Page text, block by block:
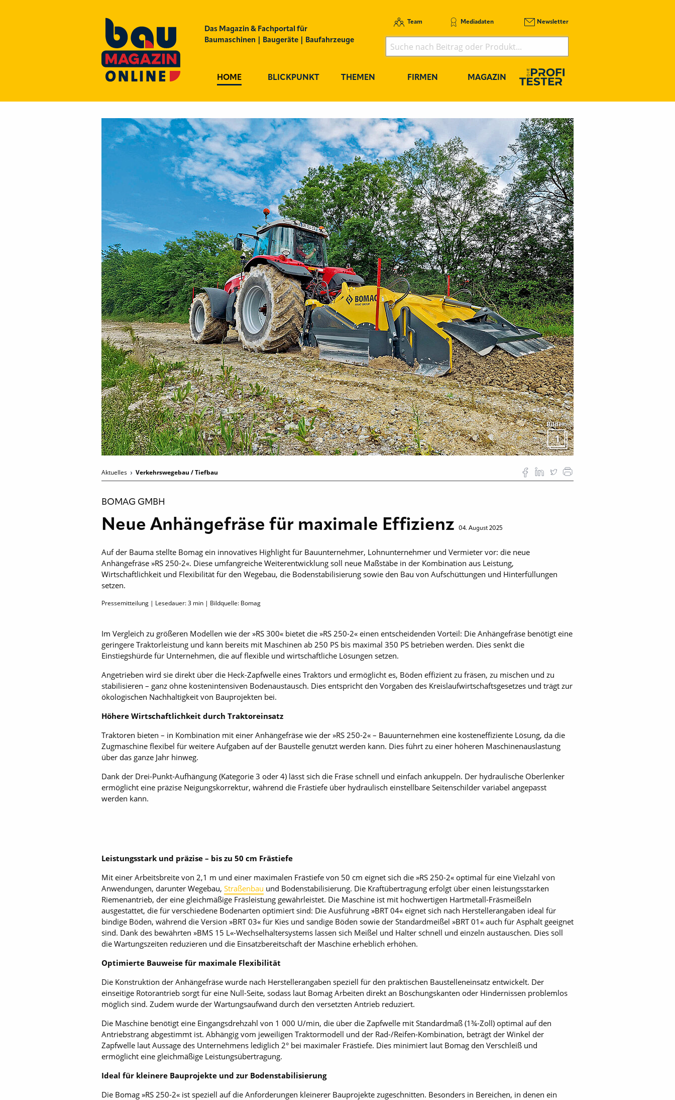
Das Magazin & Fachportal für
Baumaschinen | Baugeräte | Baufahrzeuge
Team Mediadaten Newsletter
HOME BLICKPUNKT THEMEN FIRMEN MAGAZIN
Bilder
1
Aktuelles Verkehrswegebau / Tiefbau
BOMAG GMBH
Neue Anhängefräse für maximale Effizienz 04. August 2025
Auf der Bauma stellte Bomag ein innovatives Highlight für Bauunternehmer, Lohnunternehmer und Vermieter vor: die neue
Anhängefräse »RS 250-2«. Diese umfangreiche Weiterentwicklung soll neue Maßstäbe in der Kombination aus Leistung,
Wirtschaftlichkeit und Flexibilität für den Wegebau, die Bodenstabilisierung sowie den Bau von Aufschüttungen und Hinterfüllungen
setzen.
Pressemitteilung | Lesedauer:3 min | Bildquelle: Bomag
Im Vergleich zu größeren Modellen wie der »RS 300« bietet die »RS 250-2« einen entscheidenden Vorteil: Die Anhängefräse benötigt eine
geringere Traktorleistung und kann bereits mit Maschinen ab 250 PS bis maximal 350 PS betrieben werden. Dies senkt die
Einstiegshürde für Unternehmen, die auf flexible und wirtschaftliche Lösungen setzen.
Angetrieben wird sie direkt über die Heck-Zapfwelle eines Traktors und ermöglicht es, Böden effizient zu fräsen, zu mischen und zu
stabilisieren – ganz ohne kostenintensiven Bodenaustausch. Dies entspricht den Vorgaben des Kreislaufwirtschaftsgesetzes und trägt zur
ökologischen Nachhaltigkeit von Bauprojekten bei.
Höhere Wirtschaftlichkeit durch Traktoreinsatz
Traktoren bieten – in Kombination mit einer Anhängefräse wie der »RS 250-2« – Bauunternehmen eine kosteneffiziente Lösung, da die
Zugmaschine flexibel für weitere Aufgaben auf der Baustelle genutzt werden kann. Dies führt zu einer höheren Maschinenauslastung
über das ganze Jahr hinweg.
Dank der Drei-Punkt-Aufhängung (Kategorie 3 oder 4) lässt sich die Fräse schnell und einfach ankuppeln. Der hydraulische Oberlenker
ermöglicht eine präzise Neigungskorrektur, während die Frästiefe über hydraulisch einstellbare Seitenschilder variabel angepasst
werden kann.
Leistungsstark und präzise – bis zu 50 cm Frästiefe
Mit einer Arbeitsbreite von 2,1 m und einer maximalen Frästiefe von 50 cm eignet sich die »RS 250-2« optimal für eine Vielzahl von
Anwendungen, darunter Wegebau, Straßenbau und Bodenstabilisierung. Die Kraftübertragung erfolgt über einen leistungsstarken
Riemenantrieb, der eine gleichmäßige Fräsleistung gewährleistet. Die Maschine ist mit hochwertigen Hartmetall-Fräsmeißeln
ausgestattet, die für verschiedene Bodenarten optimiert sind: Die Ausführung »BRT 04« eignet sich nach Herstellerangaben ideal für
bindige Böden, während die Version »BRT 03« für Kies und sandige Böden sowie der Standardmeißel »BRT 01« auch für Asphalt geeignet
sind. Dank des bewährten »BMS 15 L«-Wechselhaltersystems lassen sich Meißel und Halter schnell und einzeln austauschen. Dies soll
die Wartungszeiten reduzieren und die Einsatzbereitschaft der Maschine erheblich erhöhen.
Optimierte Bauweise für maximale Flexibilität
Die Konstruktion der Anhängefräse wurde nach Herstellerangaben speziell für den praktischen Baustelleneinsatz entwickelt. Der
einseitige Rotor­antrieb sorgt für eine Null-Seite, sodass laut Bomag Arbeiten direkt an Böschungskanten oder Hindernissen problemlos
möglich sind. Zudem wurde der Wartungsaufwand durch den versetzten Antrieb reduziert.
Die Maschine benötigt eine Eingangsdrehzahl von 1 000 U/min, die über die Zapfwelle mit Standardmaß (1¾-Zoll) optimal auf den
Antriebstrang abgestimmt ist. Abhängig vom jeweiligen Traktormodell und der Rad-/Reifen-Kombination, beträgt der Winkel der
Zapfwelle laut Aussage des Unternehmens lediglich 2° bei maximaler Frästiefe. Dies minimiert laut Bomag den Verschleiß und
ermöglicht eine gleichmäßige Leistungsübertragung.
Ideal für kleinere Bauprojekte und zur Bodenstabilisierung
Die Bomag »RS 250-2« ist speziell auf die Anforderungen kleinerer Bauprojekte zugeschnitten. Besonders in Bereichen, in denen ein